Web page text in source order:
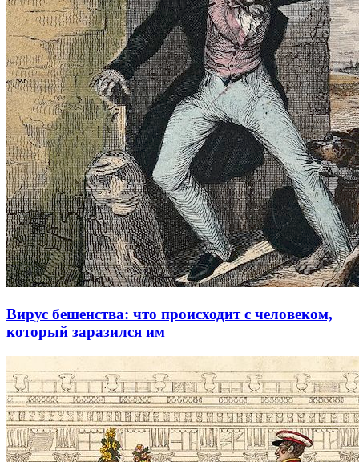
Вирус бешенства: что происходит с человеком,
который заразился им